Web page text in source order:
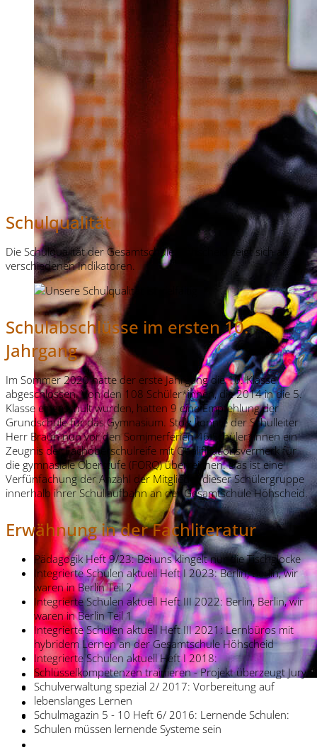
Schulqualität
Die Schulqualität der Gesamtschule Höhscheid zeigt sich an
verschiedenen Indikatoren.
Schulabschlüsse im ersten 10.
Jahrgang
Im Sommer 2020 hatte der erste Jahrgang die 10. Klasse
abgeschlossen. Von den 108 Schüler*innen, die 2014 in die 5.
Klasse eingeschult wurden, hatten 9 eine Empfehlung der
Grundschule für das Gymnasium. Stolz konnte der Schulleiter
Herr Braun nun vor den Somjmerferien 46 Schüler*innen ein
Zeugnis der Fachoberschulreife mit Qualifikationsvermerk für
die gymnasiale Oberstufe (FORQ) überreichen. Das ist eine
Verfünfachung der Anzahl der Mitglieder dieser Schülergruppe
innerhalb ihrer Schullaufbahn an der Gesamtschule Höhscheid.
Erwähnung in der Fachliteratur
Pädagogik Heft 9/23: Bei uns klingelt nur die Tischglocke
Integrierte Schulen aktuell Heft I 2023: Berlin, Berlin, wir
waren in Berlin Teil 2
Integrierte Schulen aktuell Heft III 2022: Berlin, Berlin, wir
waren in Berlin Teil 1
Integrierte Schulen aktuell Heft III 2021: Lernbüros mit
hybridem Lernen an der Gesamtschule Höhscheid
Integrierte Schulen aktuell Heft I 2018:
Schlüsselkompetenzen trainieren - Projekt überzeugt Jury
Schulverwaltung spezial 2/ 2017: Vorbereitung auf
lebenslanges Lernen
Schulmagazin 5 - 10 Heft 6/ 2016: Lernende Schulen:
Schulen müssen lernende Systeme sein